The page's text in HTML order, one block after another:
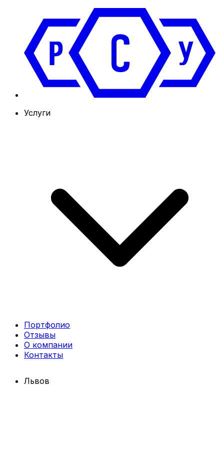
Услуги
Портфолио
Отзывы
О компании
Контакты
Львов